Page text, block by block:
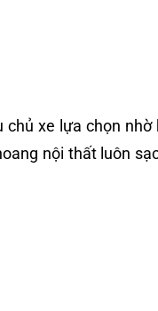
chủ xe lựa chọn
nội thất luôn